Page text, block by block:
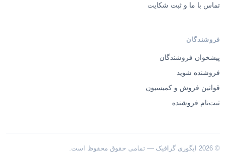
تماس با ما و ثبت شکایت
فروشندگان
پیشخوان فروشندگان
فروشنده شوید
قوانین فروش و کمیسیون
ثبت‌نام فروشنده
© 2026 ایگوری گرافیک — تمامی حقوق محفوظ است.